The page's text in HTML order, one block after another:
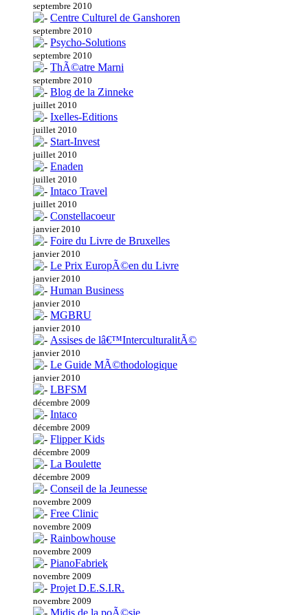
septembre 2010
Centre Culturel de Ganshoren
septembre 2010
Psycho-Solutions
septembre 2010
ThÃ©atre Marni
septembre 2010
Blog de la Zinneke
juillet 2010
Ixelles-Editions
juillet 2010
Start-Invest
juillet 2010
Enaden
juillet 2010
Intaco Travel
juillet 2010
Constellacoeur
janvier 2010
Foire du Livre de Bruxelles
janvier 2010
Le Prix EuropÃ©en du Livre
janvier 2010
Human Business
janvier 2010
MGBRU
janvier 2010
Assises de lâ€™InterculturalitÃ©
janvier 2010
Le Guide MÃ©thodologique
janvier 2010
LBFSM
décembre 2009
Intaco
décembre 2009
Flipper Kids
décembre 2009
La Boulette
décembre 2009
Conseil de la Jeunesse
novembre 2009
Free Clinic
novembre 2009
Rainbowhouse
novembre 2009
PianoFabriek
novembre 2009
Projet D.E.S.I.R.
novembre 2009